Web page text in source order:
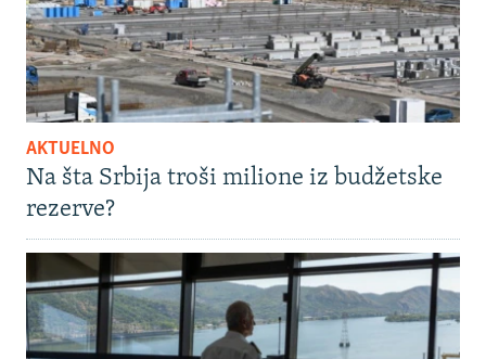
AKTUELNO
Na šta Srbija troši milione iz budžetske
rezerve?